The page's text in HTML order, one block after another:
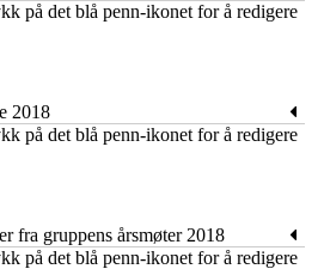
på det blå penn-ikonet for å redigere
2018
på det blå penn-ikonet for å redigere
fra gruppens årsmøter 2018
på det blå penn-ikonet for å redigere